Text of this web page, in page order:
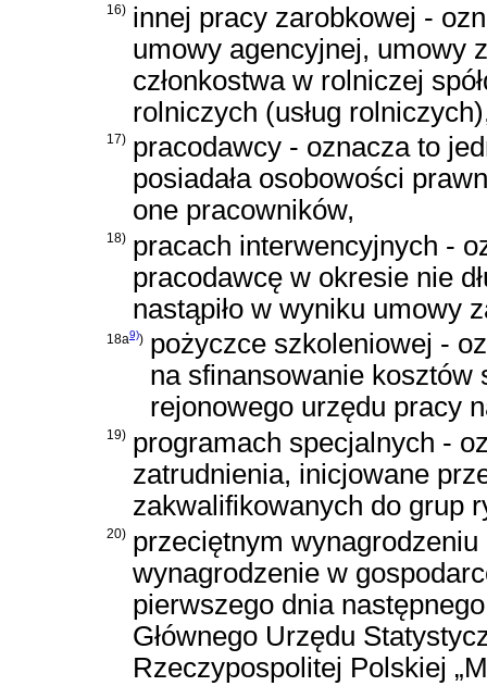
16) innej pracy zarobkowej -
umowy agencyjnej, umowy
członkostwa w rolniczej
rolniczych (usług
17) pracodawcy - oznacza to
posiadała osobowości
one pracowników,
18) pracach interwencyjnych -
pracodawcę w okresie nie
nastąpiło w wyniku umowy
18a9)) pożyczce szkoleniowej -
na sfinansowanie kosztów
rejonowego urzędu pracy
19) programach specjalnych -
zatrudnienia, inicjowane
zakwalifikowanych do grup
20) przeciętnym
wynagrodzenie w
pierwszego dnia
Głównego Urzędu
Rzeczypospolitej Polskiej